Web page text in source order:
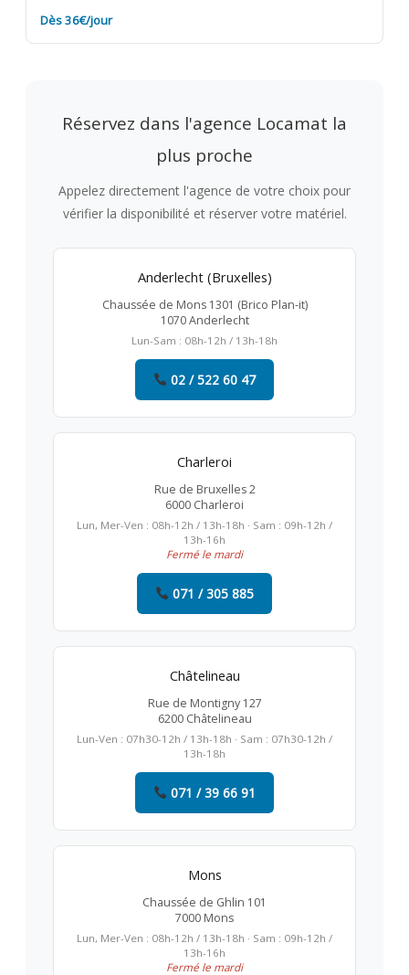
Dès 36€/jour
Réservez dans l'agence Locamat la
plus proche
Appelez directement l'agence de votre choix pour
vérifier la disponibilité et réserver votre matériel.
Anderlecht (Bruxelles)
Chaussée de Mons 1301 (Brico Plan-it)
1070 Anderlecht
Lun-Sam : 08h-12h / 13h-18h
02 / 522 60 47
Charleroi
Rue de Bruxelles 2
6000 Charleroi
Lun, Mer-Ven : 08h-12h / 13h-18h · Sam : 09h-12h /
13h-16h
Fermé le mardi
071 / 305 885
Châtelineau
Rue de Montigny 127
6200 Châtelineau
Lun-Ven : 07h30-12h / 13h-18h · Sam : 07h30-12h /
13h-18h
071 / 39 66 91
Mons
Chaussée de Ghlin 101
7000 Mons
Lun, Mer-Ven : 08h-12h / 13h-18h · Sam : 09h-12h /
13h-16h
Fermé le mardi